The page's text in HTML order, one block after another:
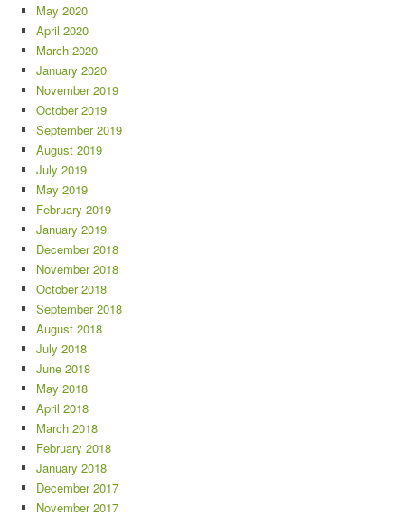
May 2020
April 2020
March 2020
January 2020
November 2019
October 2019
September 2019
August 2019
July 2019
May 2019
February 2019
January 2019
December 2018
November 2018
October 2018
September 2018
August 2018
July 2018
June 2018
May 2018
April 2018
March 2018
February 2018
January 2018
December 2017
November 2017